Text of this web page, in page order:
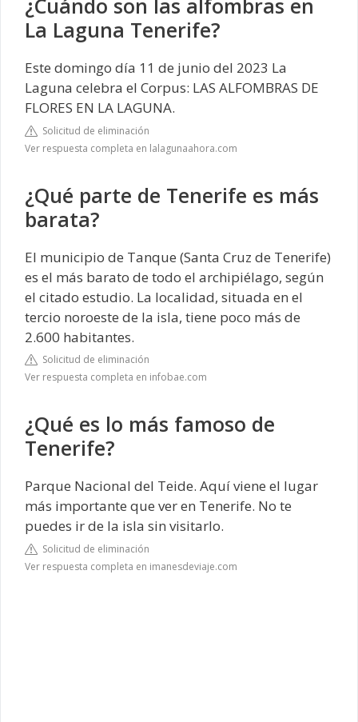
¿Cuándo son las alfombras en
La Laguna Tenerife?
Este domingo día 11 de junio del 2023 La
Laguna celebra el Corpus: LAS ALFOMBRAS DE
FLORES EN LA LAGUNA.
Solicitud de eliminación
Ver respuesta completa en lalagunaahora.com
¿Qué parte de Tenerife es más
barata?
El municipio de Tanque (Santa Cruz de Tenerife)
es el más barato de todo el archipiélago, según
el citado estudio. La localidad, situada en el
tercio noroeste de la isla, tiene poco más de
2.600 habitantes.
Solicitud de eliminación
Ver respuesta completa en infobae.com
¿Qué es lo más famoso de
Tenerife?
Parque Nacional del Teide. Aquí viene el lugar
más importante que ver en Tenerife. No te
puedes ir de la isla sin visitarlo.
Solicitud de eliminación
Ver respuesta completa en imanesdeviaje.com